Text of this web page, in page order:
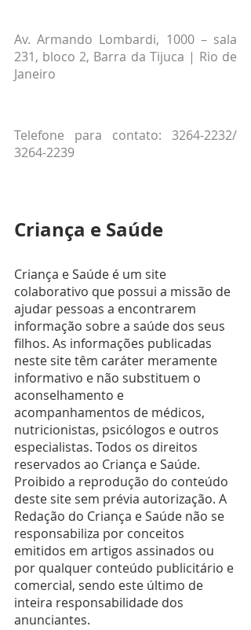
Av. Armando Lombardi, 1000 – sala
231, bloco 2, Barra da Tijuca | Rio de
Janeiro
Telefone para contato: 3264-2232/
3264-2239
Criança e Saúde
Criança e Saúde é um site
colaborativo que possui a missão de
ajudar pessoas a encontrarem
informação sobre a saúde dos seus
filhos. As informações publicadas
neste site têm caráter meramente
informativo e não substituem o
aconselhamento e
acompanhamentos de médicos,
nutricionistas, psicólogos e outros
especialistas. Todos os direitos
reservados ao Criança e Saúde.
Proibido a reprodução do conteúdo
deste site sem prévia autorização. A
Redação do Criança e Saúde não se
responsabiliza por conceitos
emitidos em artigos assinados ou
por qualquer conteúdo publicitário e
comercial, sendo este último de
inteira responsabilidade dos
anunciantes.